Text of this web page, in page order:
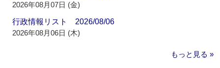
2026年08月07日 (金)
行政情報リスト 2026/08/06
2026年08月06日 (木)
もっと見る »